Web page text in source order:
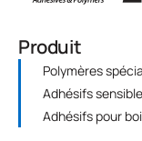
Produit
Polymères
Adhésifs
Adhésifs pour